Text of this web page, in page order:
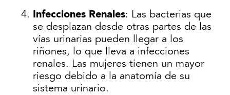
Infecciones Renales: Las bacterias que
se desplazan desde otras partes de las
vías urinarias pueden llegar a los
riñones, lo que lleva a infecciones
renales. Las mujeres tienen un mayor
riesgo debido a la anatomía de su
sistema urinario.